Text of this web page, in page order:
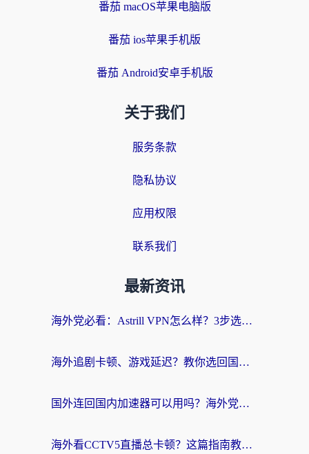
番茄 macOS苹果电脑版
番茄 ios苹果手机版
番茄 Android安卓手机版
关于我们
服务条款
隐私协议
应用权限
联系我们
最新资讯
海外党必看：Astrill VPN怎么样？3步选对回国加速器实现无缝刷剧玩游戏
海外追剧卡顿、游戏延迟？教你选回国加速器，附免费加速器试用一小时福利
国外连回国内加速器可以用吗？海外党亲测实用指南，解决追剧游戏卡顿难题
海外看CCTV5直播总卡顿？这篇指南教你选对回国加速器，无缝刷国内资源